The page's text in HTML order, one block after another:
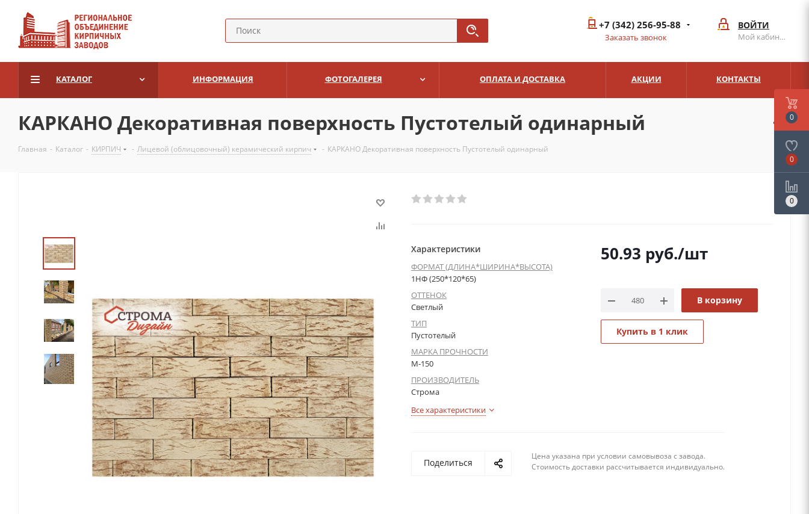
ВОЙТИ
Мой кабинет
+7 (342) 256-95-88
Заказать звонок
КАТАЛОГ ИНФОРМАЦИЯ ФОТОГАЛЕРЕЯ ОПЛАТА И ДОСТАВКА АКЦИИ КОНТАКТЫ
КАРКАНО Декоративная поверхность Пустотелый одинарный
Главная - Каталог - КИРПИЧ - Лицевой (облицовочный) керамический кирпич - КАРКАНО Декоративная поверхность Пустотелый одинарный
Характеристики
ФОРМАТ (ДЛИНА*ШИРИНА*ВЫСОТА)
1НФ (250*120*65)
ОТТЕНОК
Светлый
ТИП
Пустотелый
МАРКА ПРОЧНОСТИ
М-150
ПРОИЗВОДИТЕЛЬ
Строма
Все характеристики
50.93 руб./шт
В корзину
Купить в 1 клик
Поделиться
Цена указана при условии самовывоза с завода.
Стоимость доставки рассчитывается индивидуально.
0
0
0